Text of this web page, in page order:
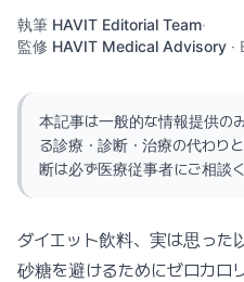
執筆 HAVIT Editorial Team·
監修 HAVIT Medical Advisory ·
本記事は一般的な情報提供の
る診療・診断・治療の代わり
断は必ず医療従事者にご相談く
ダイエット飲料、実は思った
砂糖を避けるためにゼロカロ